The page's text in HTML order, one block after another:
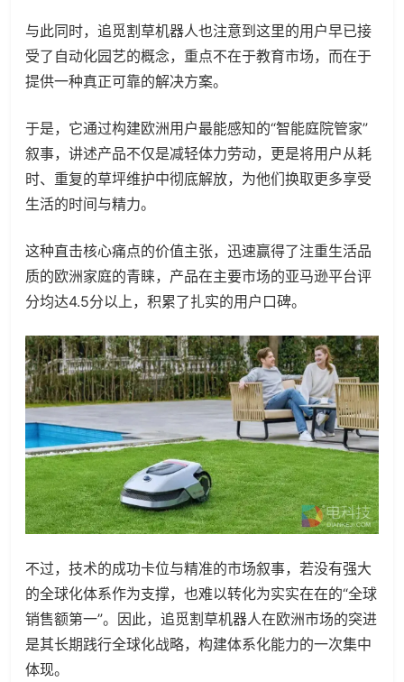
与此同时，追觅割草机器人也注意到这里的用户早已接
受了自动化园艺的概念，重点不在于教育市场，而在于
提供一种真正可靠的解决方案。
于是，它通过构建欧洲用户最能感知的“智能庭院管家”
叙事，讲述产品不仅是减轻体力劳动，更是将用户从耗
时、重复的草坪维护中彻底解放，为他们换取更多享受
生活的时间与精力。
这种直击核心痛点的价值主张，迅速赢得了注重生活品
质的欧洲家庭的青睐，产品在主要市场的亚马逊平台评
分均达4.5分以上，积累了扎实的用户口碑。
不过，技术的成功卡位与精准的市场叙事，若没有强大
的全球化体系作为支撑，也难以转化为实实在在的“全球
销售额第一”。因此，追觅割草机器人在欧洲市场的突进
是其长期践行全球化战略，构建体系化能力的一次集中
体现。